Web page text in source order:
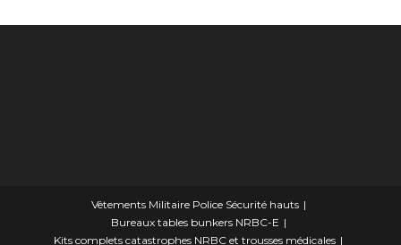
Vêtements Militaire Police Sécurité hauts
Bureaux tables bunkers NRBC-E
Kits complets catastrophes NRBC et trousses médicales